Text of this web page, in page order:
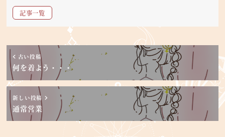
記事一覧
古い投稿
何を着よう・・・
新しい投稿
通常営業